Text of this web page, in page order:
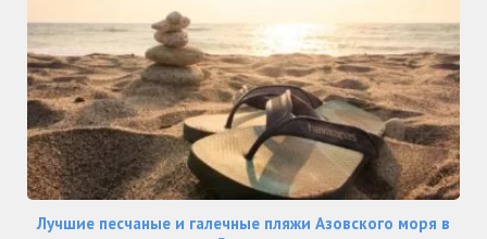
Лучшие песчаные и галечные пляжи Азовского моря в